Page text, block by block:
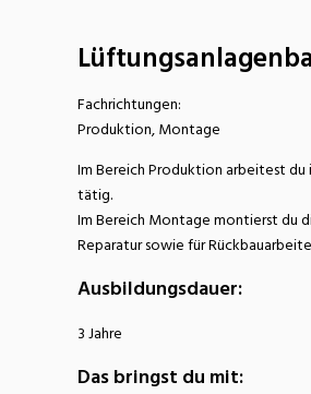
Wirtschaft/Verwaltung
Fachrichtungen:
Produktion, Montage
Im Bereich Produktion arbeitest du
tätig.
Im Bereich Montage montierst du
Reparatur sowie für
Ausbildungsdauer:
3 Jahre
Das bringst du mit: